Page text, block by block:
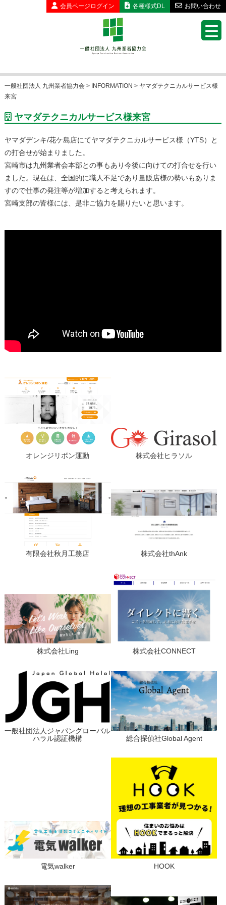
会員ページ ログイン 各種様式DL お問い合わせ
一般社団法人 九州業者協力会> INFORMATION > ヤマダテクニカルサービス様
来宮
ヤマダテクニカルサービス様来宮
ヤマダデンキ/花ケ島店にてヤマダテクニカルサービス様（YTS）と
の打合せが始まりました。
宮崎市は九州業者会本部との事もあり今後に向けての打合せを行い
ました。現在は、全国的に職人不足であり量販店様の勢いもありま
すので仕事の発注等が増加すると考えられます。
宮崎支部の皆様には、是非ご協力を賜りたいと思います。
オレンジリボン運動 株式会社ヒラソル
有限会社秋月工務店 株式会社thAnk
株式会社Ling 株式会社CONNECT
一般社団法人ジャパングローバル
ハラル認証機構
総合探偵社Global Agent
電気walker HOOK